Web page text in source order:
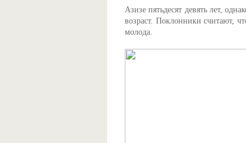
Азизе пятьдесят девять лет,
возраст. Поклонники считают,
молода.